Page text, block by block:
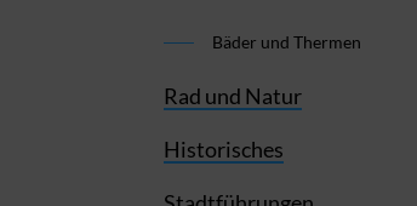
Bäder und Thermen
Rad und Natur
Historisches